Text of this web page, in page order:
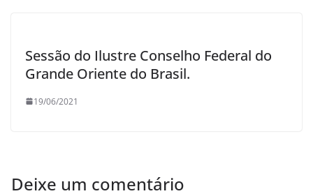
Sessão do Ilustre Conselho Federal do
Grande Oriente do Brasil.
19/06/2021
Deixe um comentário